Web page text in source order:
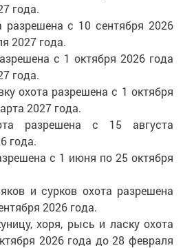
года.
разрешена с 10 сентября 2026
2027 года.
с 1 октября 2026 года
года.
охота разрешена с 1 октября
2027 года.
разрешена с 15 августа
года.
с 1 июня по 25 октября
и сурков охота разрешена
2026 года.
хоря, рысь и ласку охота
2026 года до 28 февраля